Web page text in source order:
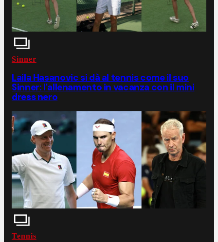
Sinner
Laila Hasanovic si dà al tennis come il suo
Sinner: l'allenamento in vacanza con il mini
dress nero
Tennis